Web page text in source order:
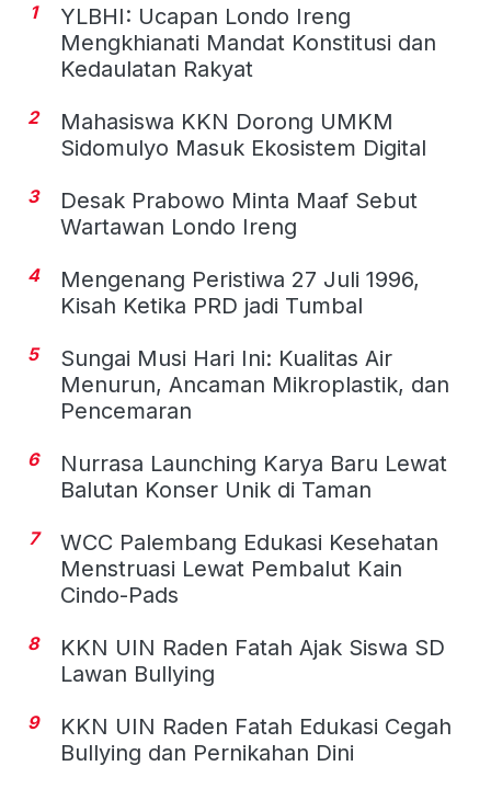
1
YLBHI: Ucapan Londo Ireng
Mengkhianati Mandat Konstitusi dan
Kedaulatan Rakyat
2
Mahasiswa KKN Dorong UMKM
Sidomulyo Masuk Ekosistem Digital
3
Desak Prabowo Minta Maaf Sebut
Wartawan Londo Ireng
4
Mengenang Peristiwa 27 Juli 1996,
Kisah Ketika PRD jadi Tumbal
5
Sungai Musi Hari Ini: Kualitas Air
Menurun, Ancaman Mikroplastik, dan
Pencemaran
6
Nurrasa Launching Karya Baru Lewat
Balutan Konser Unik di Taman
7
WCC Palembang Edukasi Kesehatan
Menstruasi Lewat Pembalut Kain
Cindo-Pads
8
KKN UIN Raden Fatah Ajak Siswa SD
Lawan Bullying
9
KKN UIN Raden Fatah Edukasi Cegah
Bullying dan Pernikahan Dini